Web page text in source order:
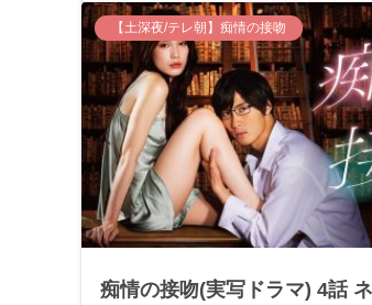
【土深夜/テレ朝】痴情の接吻
痴情の接吻(実写ドラマ) 4話